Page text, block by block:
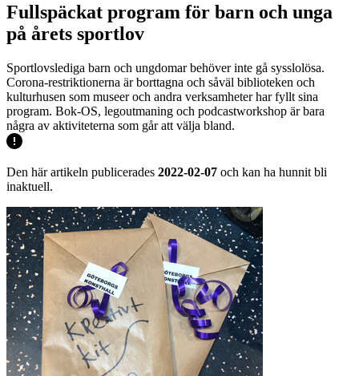
Fullspäckat program för barn och unga
på årets sportlov
Sportlovslediga barn och ungdomar behöver inte gå sysslolösa.
Corona-restriktionerna är borttagna och såväl biblioteken och
kulturhusen som museer och andra verksamheter har fyllt sina
program. Bok-OS, legoutmaning och podcastworkshop är bara
några av aktiviteterna som går att välja bland.
Den här artikeln publicerades 2022-02-07 och kan ha hunnit bli
inaktuell.